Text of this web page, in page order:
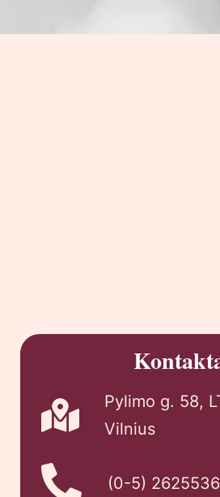
Pylimo g. 58,
Vilnius
(0-5) 2625536